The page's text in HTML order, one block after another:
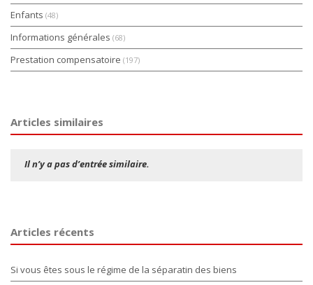
Enfants (48)
Informations générales (68)
Prestation compensatoire (197)
Articles similaires
Il n’y a pas d’entrée similaire.
Articles récents
Si vous êtes sous le régime de la séparatin des biens